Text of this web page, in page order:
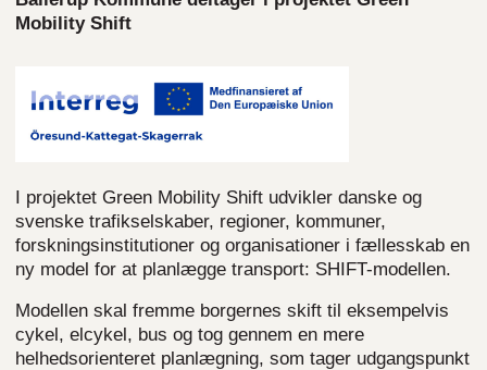
Mobility Shift
I projektet Green Mobility Shift udvikler danske og
svenske trafikselskaber, regioner, kommuner,
forskningsinstitutioner og organisationer i fællesskab en
ny model for at planlægge transport: SHIFT-modellen.
Modellen skal fremme borgernes skift til eksempelvis
cykel, elcykel, bus og tog gennem en mere
helhedsorienteret planlægning, som tager udgangspunkt